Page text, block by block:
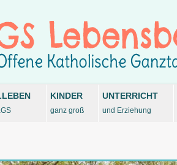
KINDER
ganz groß
UNTERRICHT
und Erziehung